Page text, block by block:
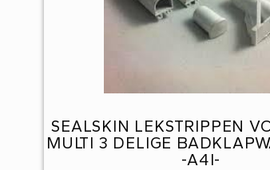
SEALSKIN LEKSTRIPPEN
MULTI 3 DELIGE
-A4I-